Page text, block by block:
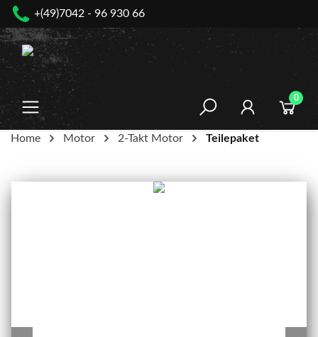
springen
+(49)7042 - 96 930 66
0
Home Motor 2-Takt Motor Teilepaket